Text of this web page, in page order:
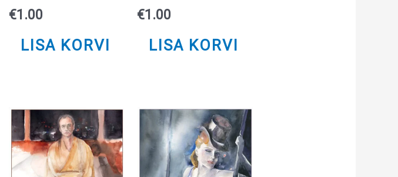
€1.00
LISA KORVI
€1.00
LISA KORVI